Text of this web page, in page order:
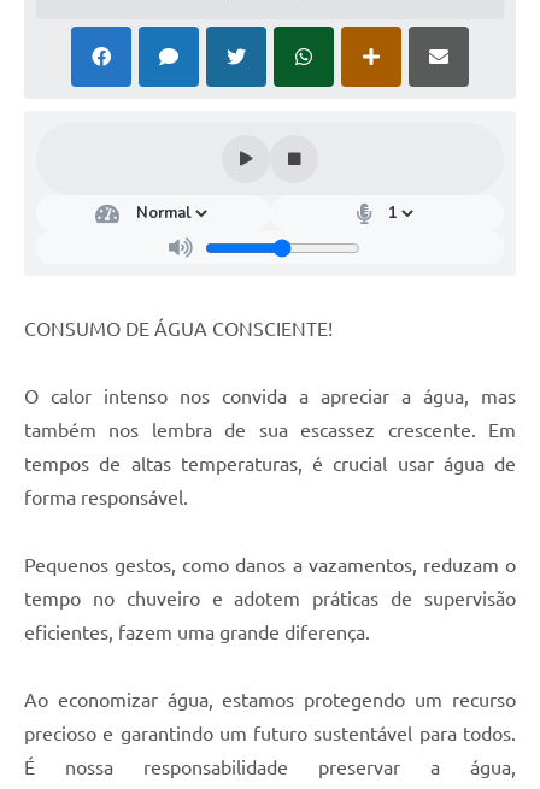
CONSUMO DE ÁGUA CONSCIENTE!
O calor intenso nos convida a apreciar a água, mas
também nos lembra de sua escassez crescente. Em
tempos de altas temperaturas, é crucial usar água de
forma responsável.
Pequenos gestos, como danos a vazamentos, reduzam o
tempo no chuveiro e adotem práticas de supervisão
eficientes, fazem uma grande diferença.
Ao economizar água, estamos protegendo um recurso
precioso e garantindo um futuro sustentável para todos.
É nossa responsabilidade preservar a água,